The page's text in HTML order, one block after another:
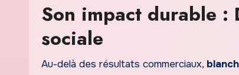
Son impact durable :
sociale
Au-delà des résultats commerciaux,